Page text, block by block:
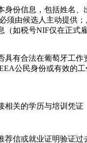
身份信息，包括姓名、
须由候选人主动提供
（如税号NIF仅在正式
具有合法在葡萄牙工作
公民身份或有效的
相关的学历与培训凭证
荐信或就业证明验证过